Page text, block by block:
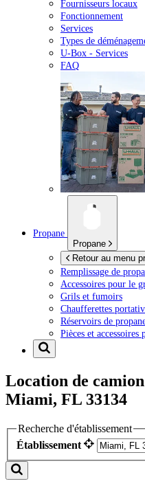
Fournisseurs locaux
Fonctionnement
Services
Types de
U-Box - Services
FAQ
Propane
Propane
Retour au menu
Remplissage de
Accessoires pour le
Grils et fumoirs
Chaufferettes
Réservoirs de
Pièces et accessoires
Location de
Miami, FL 33134
Recherche d'établissement
Établissement